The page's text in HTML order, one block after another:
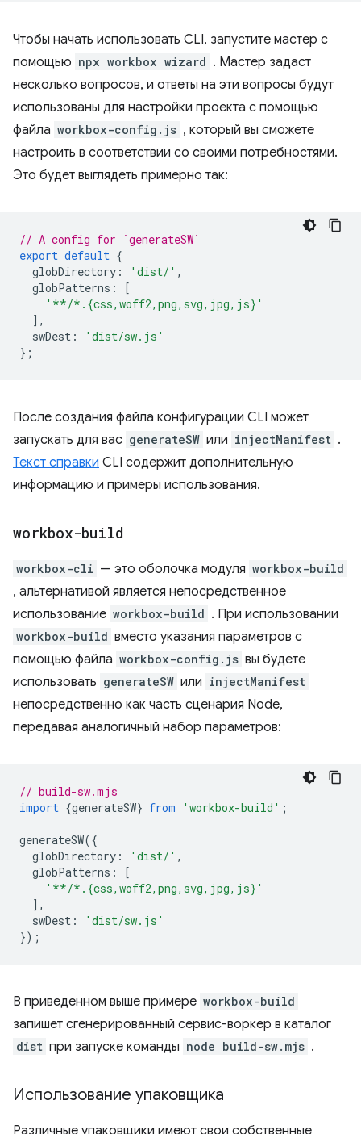
Чтобы начать использовать CLI, запустите мастер с
помощью npx workbox wizard . Мастер задаст
несколько вопросов, и ответы на эти вопросы будут
использованы для настройки проекта с помощью
файла workbox-config.js , который вы сможете
настроить в соответствии со своими потребностями.
Это будет выглядеть примерно так:
// A config for `generateSW`
export default {
globDirectory : 'dist/' ,
globPatterns :
[
'**/*.{css,woff2,png,svg,jpg,js}'
],
swDest :
'dist/sw.js'
};
После создания файла конфигурации CLI может
запускать для вас generateSW или injectManifest .
Текст справки CLI содержит дополнительную
информацию и примеры использования.
workbox-build
workbox-cli — это оболочка модуля workbox-build
, альтернативой является непосредственное
использование workbox-build . При использовании
workbox-build вместо указания параметров с
помощью файла workbox-config.js вы будете
использовать generateSW или injectManifest
непосредственно как часть сценария Node,
передавая аналогичный набор параметров:
// build-sw.mjs
import {generateSW} from 'workbox-build' ;
generateSW({
globDirectory : 'dist/' ,
globPatterns :
[
'**/*.{css,woff2,png,svg,jpg,js}'
],
swDest :
'dist/sw.js'
});
В приведенном выше примере workbox-build
запишет сгенерированный сервис-воркер в каталог
dist при запуске команды node build-sw.mjs .
Использование упаковщика
Различные упаковщики имеют свои собственные